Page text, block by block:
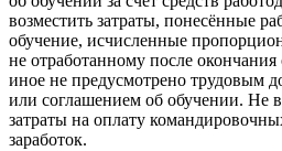
возместить затраты, понесённые
обучение, исчисленные
не отработанному после
иное не предусмотрено трудовым
или соглашением об обучении. Не
затраты на оплату
заработок.